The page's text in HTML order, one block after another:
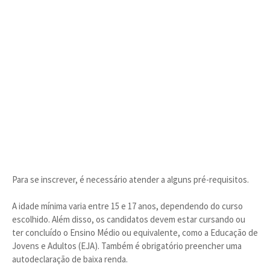
Para se inscrever, é necessário atender a alguns pré-requisitos.
A idade mínima varia entre 15 e 17 anos, dependendo do curso
escolhido. Além disso, os candidatos devem estar cursando ou
ter concluído o Ensino Médio ou equivalente, como a Educação de
Jovens e Adultos (EJA). Também é obrigatório preencher uma
autodeclaração de baixa renda.